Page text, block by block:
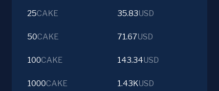
25CAKE 35.83USD
50CAKE 71.67USD
100CAKE 143.34USD
1000CAKE 1.43KUSD